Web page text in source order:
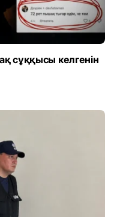
сұққысы келгенін